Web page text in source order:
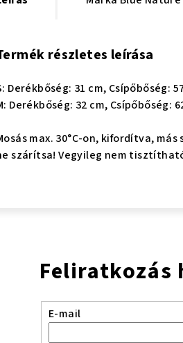
részletes leírása
Derékbőség: 31 cm, Csípőbőség:
Derékbőség: 32 cm, Csípőbőség:
max. 30°C-on, kifordítva,
szárítsa! Vegyileg nem
Feliratkozás
E-mail